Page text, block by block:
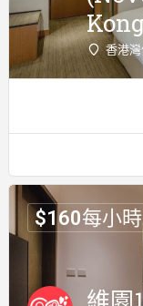
香港
$160每小時